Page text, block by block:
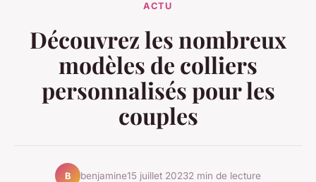
ACTU
Découvrez les nombreux
modèles de colliers
personnalisés pour les
couples
B benjamine15 juillet 20232 min de lecture